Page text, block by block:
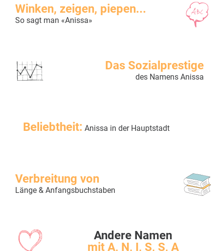
Winken, zeigen, piepen...
So sagt man «Anissa»
Das Sozialprestige
des Namens Anissa
Beliebtheit: Anissa in der Hauptstadt
Verbreitung von
Länge & Anfangsbuchstaben
Andere Namen
mit A, N, I, S, S, A